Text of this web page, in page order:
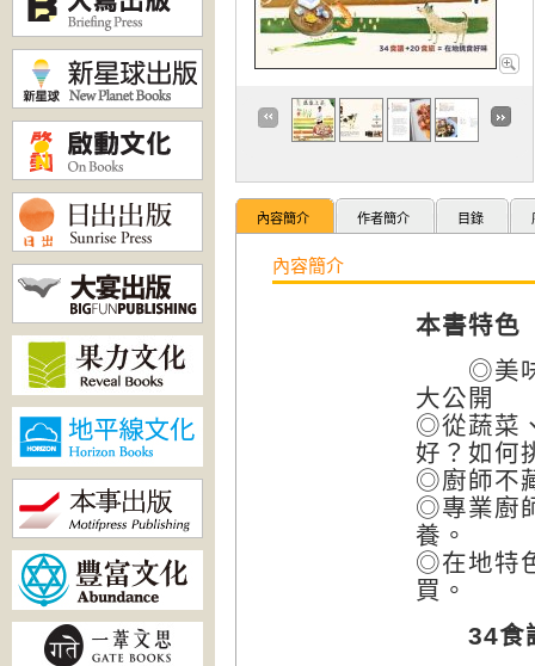
內容簡介 作者簡介 目錄
內容簡介
本書特色
◎美味
大公開
◎從蔬菜
好？如何
◎廚師不
◎專業廚
養。
◎在地特
買。
34食